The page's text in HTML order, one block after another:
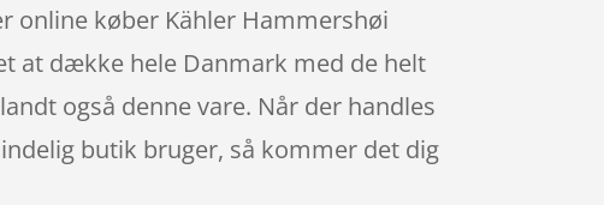
online køber Kähler Hammershøi
at dække hele Danmark med de helt
også denne vare. Når der handles
butik bruger, så kommer det dig